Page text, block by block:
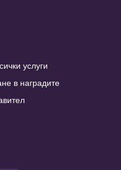
услуги
в наградите